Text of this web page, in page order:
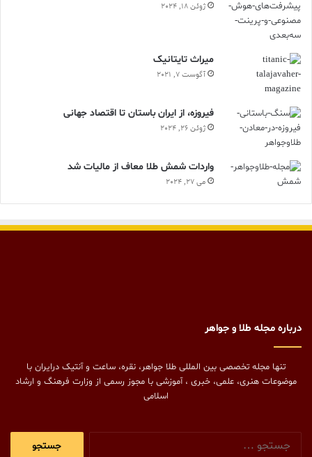
ژوئن 18, 2024
ميراث تايتانيک
آگوست 7, 2021
فیروزه، از ایران باستان تا اقتصاد جهانی
ژوئن 26, 2024
واردات شمش طلا معاف از مالیات شد
می 27, 2024
درباره مجله طلا و جواهر
تنها مجله تخصصی بین المللی طلا جواهر، نقره، ساعت و آنتیک درایران با
موضوعات هنری، علمی، خبری ، آموزشی با مجوز رسمی از وزارت فرهنگ و ارشاد
اسلامی